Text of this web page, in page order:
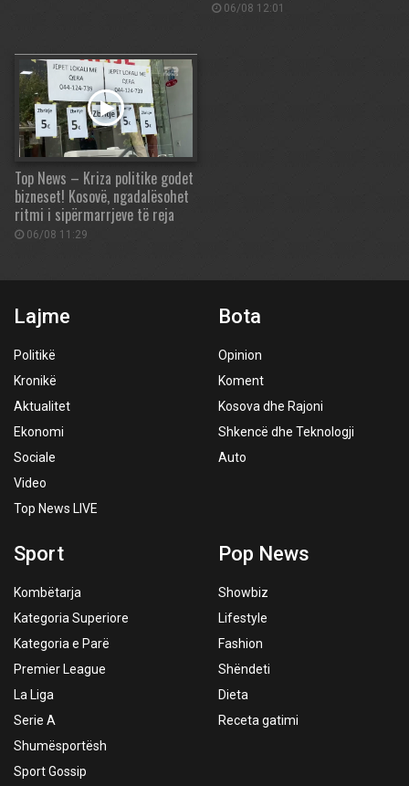
06/08 12:01
Top News – Kriza politike godet
bizneset! Kosovë, ngadalësohet
ritmi i sipërmarrjeve të reja
06/08 11:29
Lajme
Politikë
Kronikë
Aktualitet
Ekonomi
Sociale
Video
Top News LIVE
Bota
Opinion
Koment
Kosova dhe Rajoni
Shkencë dhe Teknologji
Auto
Sport
Kombëtarja
Kategoria Superiore
Kategoria e Parë
Premier League
La Liga
Serie A
Shumësportësh
Sport Gossip
Pop News
Showbiz
Lifestyle
Fashion
Shëndeti
Dieta
Receta gatimi